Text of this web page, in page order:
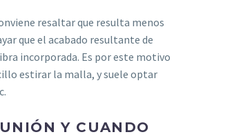
resaltar que resulta menos
que el acabado resultante de
incorporada. Es por este motivo
estirar la malla, y suele optar
Y CUANDO